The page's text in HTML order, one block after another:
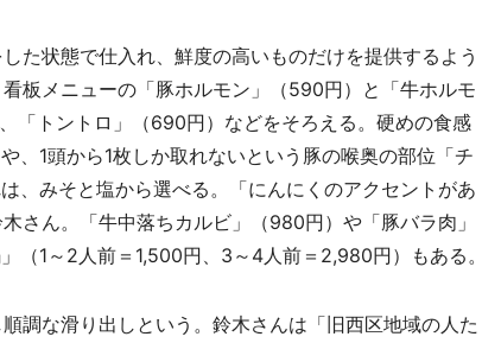
た状態で仕入れ、鮮度の高いものだけを提供するよう
板メニューの「豚ホルモン」（590円）と「牛ホルモ
「トントロ」（690円）などをそろえる。硬めの食感
、1頭から1枚しか取れないという豚の喉奥の部位「チ
、みそと塩から選べる。「にんにくのアクセントがあ
さん。「牛中落ちカルビ」（980円）や「豚バラ肉」
（1～2人前＝1,500円、3～4人前＝2,980円）もある。
調な滑り出しという。鈴木さんは「旧西区地域の人た